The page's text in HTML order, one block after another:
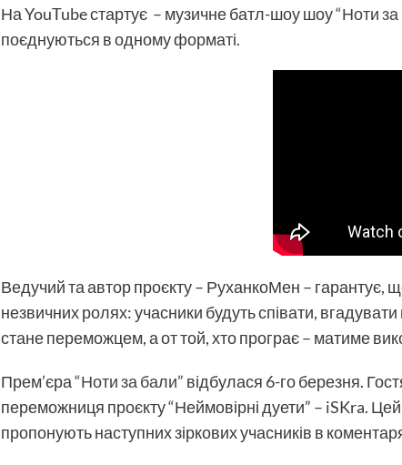
На YouTube стартує – музичне батл-шоу шоу“Ноти за
поєднуються в одному форматі.
Ведучий та автор проєкту – РуханкоМен – гарантує,
незвичних ролях: учасники будуть співати, вгадувати
стане переможцем, а от той, хто програє – матиме
Прем’єра“Ноти за бали” відбулася 6-го березня.
переможниця проєкту “Неймовірні дуети” – iSKra.
пропонують наступних зіркових учасників в